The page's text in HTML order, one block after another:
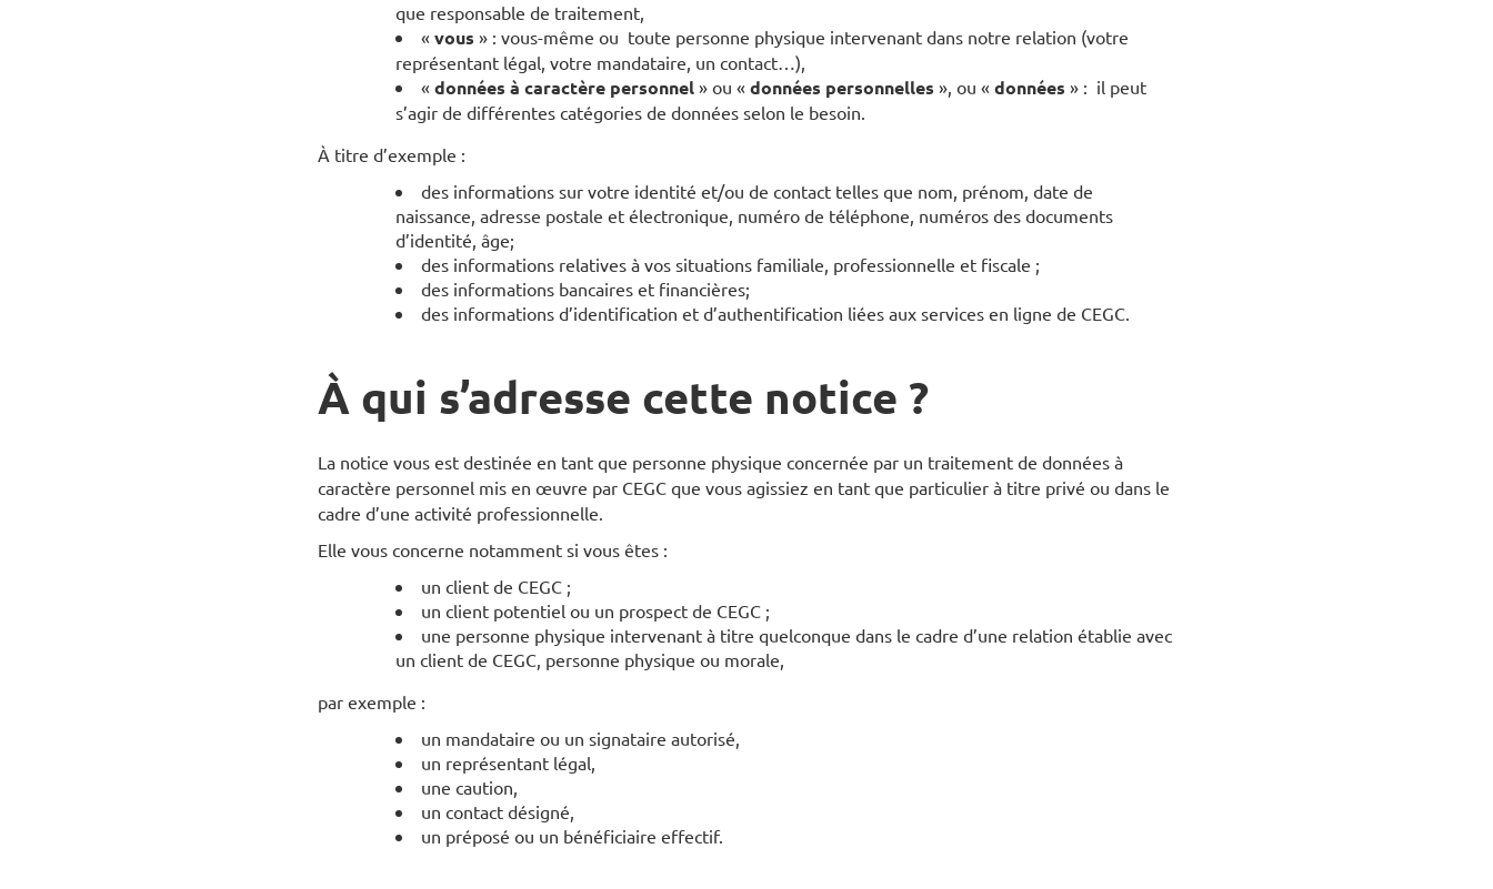
que responsable de traitement,
« vous » : vous-même ou toute personne physique intervenant dans notre relation (votre
représentant légal, votre mandataire, un contact…),
« données à caractère personnel » ou « données personnelles », ou « données » : il peut
s’agir de différentes catégories de données selon le besoin.
À titre d’exemple :
des informations sur votre identité et/ou de contact telles que nom, prénom, date de
naissance, adresse postale et électronique, numéro de téléphone, numéros des documents
d’identité, âge;
des informations relatives à vos situations familiale, professionnelle et fiscale ;
des informations bancaires et financières;
des informations d’identification et d’authentification liées aux services en ligne de CEGC.
À qui s’adresse cette notice ?
La notice vous est destinée en tant que personne physique concernée par un traitement de données à
caractère personnel mis en œuvre par CEGC que vous agissiez en tant que particulier à titre privé ou dans le
cadre d’une activité professionnelle.
Elle vous concerne notamment si vous êtes :
un client de CEGC ;
un client potentiel ou un prospect de CEGC ;
une personne physique intervenant à titre quelconque dans le cadre d’une relation établie avec
un client de CEGC, personne physique ou morale,
par exemple :
un mandataire ou un signataire autorisé,
un représentant légal,
une caution,
un contact désigné,
un préposé ou un bénéficiaire effectif.